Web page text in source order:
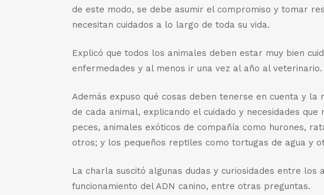
de este modo, se debe asumir el compromiso y tomar
necesitan cuidados a lo largo de toda su vida.
Explicó que todos los animales deben estar muy bien
enfermedades y al menos ir una vez al año al veterinario.
Además expuso qué cosas deben tenerse en cuenta y la
de cada animal, explicando el cuidado y necesidades
peces, animales exóticos de compañía como hurones,
otros; y los pequeños reptiles como tortugas de agua y
La charla suscitó algunas dudas y curiosidades entre los
funcionamiento del ADN canino, entre otras preguntas.